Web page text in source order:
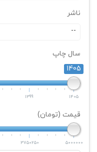
ناشر
--
سال چاپ
1405
1399 1405
قیمت (تومان)
3750250 5000000